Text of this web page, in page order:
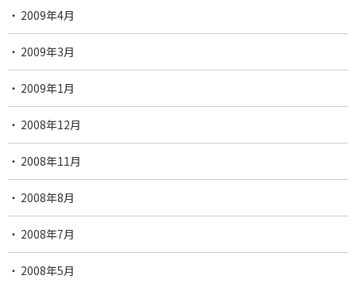
2009年4月
2009年3月
2009年1月
2008年12月
2008年11月
2008年8月
2008年7月
2008年5月